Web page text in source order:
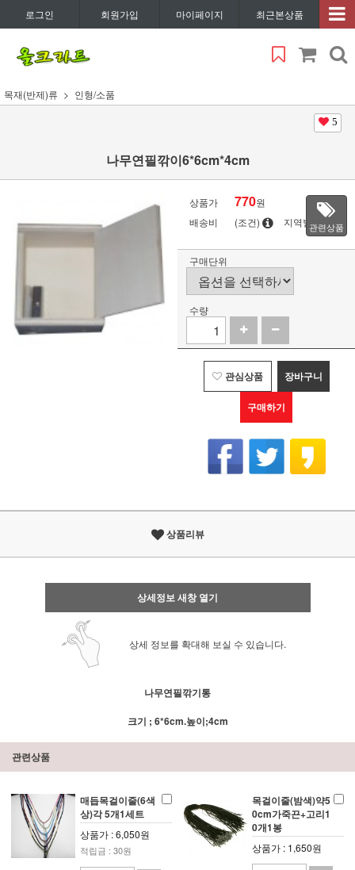
로그인 회원가입 마이페이지 최근본상품
목재(반제)류 인형/소품
5
나무연필깎이6*6cm*4cm
상품가 770원
배송비
(조건) 지역별관련상품
구매단위
수량
관심상품 장바구니
구매하기
상품리뷰
상세정보 새창 열기
상세 정보를 확대해 보실 수 있습니다.
나무연필깎기통
크기 ; 6*6cm.높이;4cm
관련상품
매듭목걸이줄(6색
상)각 5개1세트
상품가 : 6,050원
적립금 : 30원
목걸이줄(밤색)약5
0cm가죽끈+고리1
0개1봉
상품가 : 1,650원